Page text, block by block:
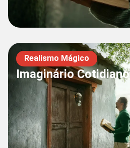
Imaginário Cotidiano
Realismo Mágico